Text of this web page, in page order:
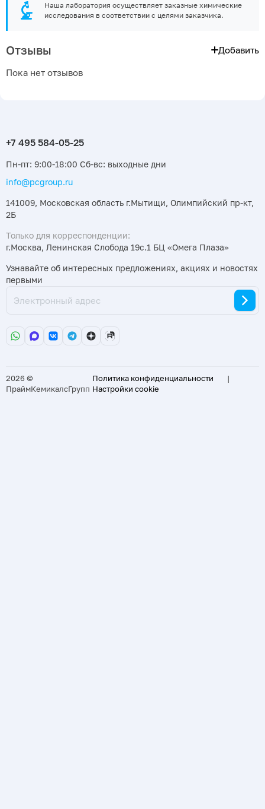
Наша лаборатория осуществляет заказные химические
исследования в соответствии с целями заказчика.
Отзывы Добавить
Пока нет отзывов
Пн-пт: 9:00-18:00 Сб-вс: выходные дни
info@pcgroup.ru
141009, Московская область г.Мытищи, Олимпийский пр-кт,
2Б
Только для корреспонденции:
г.Москва, Ленинская Слобода 19с.1 БЦ «Омега Плаза»
Узнавайте об интересных предложениях, акциях и новостях
первыми
2026 ©
ПраймКемикалсГрупп
Политика конфиденциальности
|
Настройки cookie